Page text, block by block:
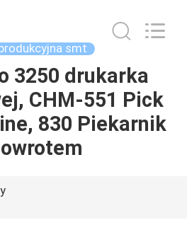
smt
3250 drukarka
CHM-551 Pick
830 Piekarnik